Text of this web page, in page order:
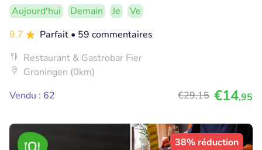
Aujourd'hui Demain Je
Ve
9.7
Parfait • 59 commentaires
Restaurant & Gastrobar Fier
Groningen (0km)
Vendu : 62
€29,15 €14,95
38% réduction